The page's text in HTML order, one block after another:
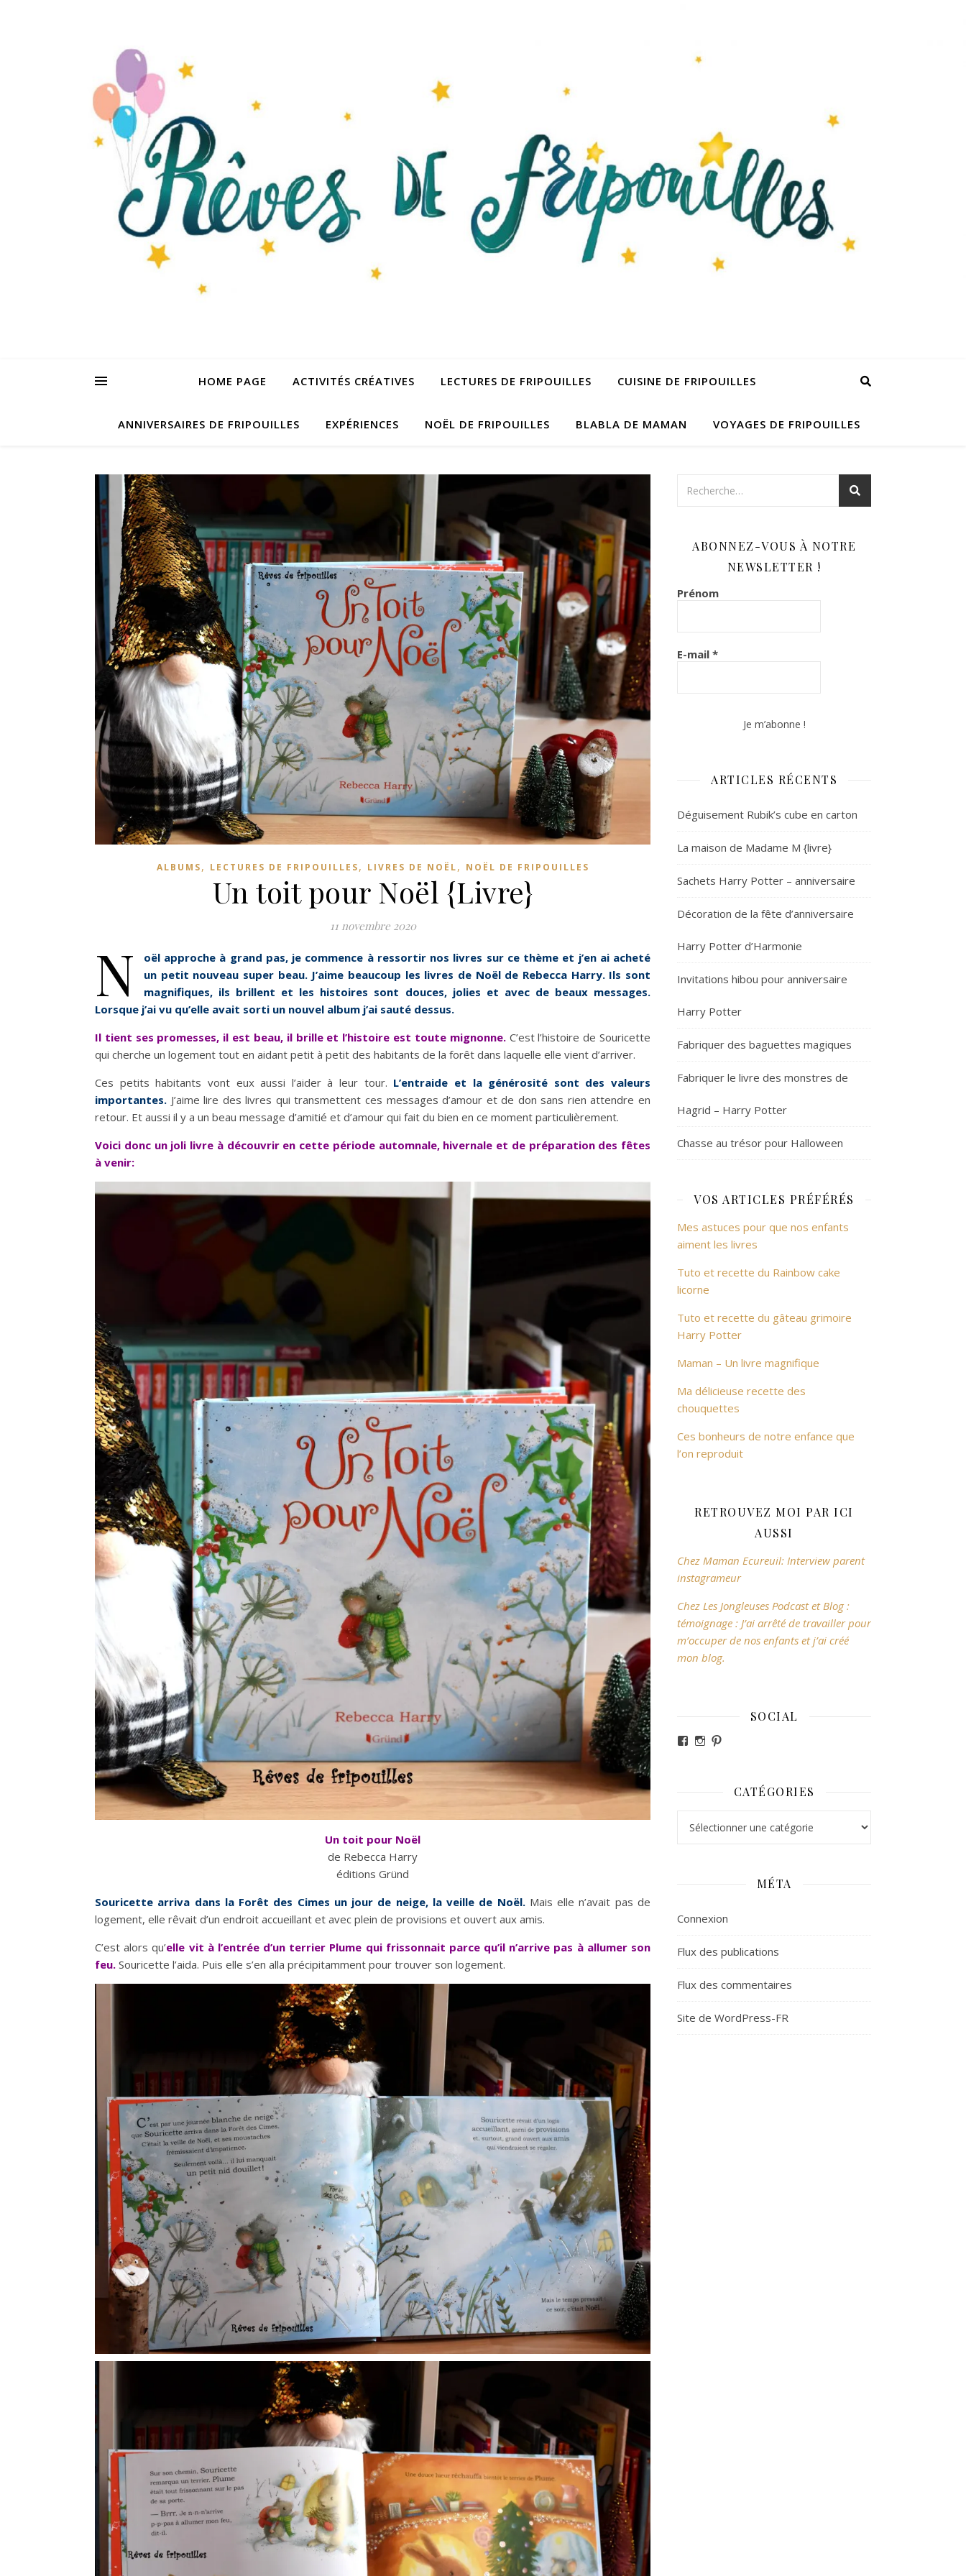
HOME PAGE ACTIVITÉS CRÉATIVES LECTURES DE FRIPOUILLES CUISINE DE FRIPOUILLES
ANNIVERSAIRES DE FRIPOUILLES EXPÉRIENCES NOËL DE FRIPOUILLES BLABLA DE MAMAN VOYAGES DE FRIPOUILLES
ALBUMS, LECTURES DE FRIPOUILLES, LIVRES DE NOËL, NOËL DE FRIPOUILLES
Un toit pour Noël {Livre}
11 novembre 2020
N
oël approche à grand pas, je commence à ressortir nos livres sur ce thème et j’en ai acheté
un petit nouveau super beau. J’aime beaucoup les livres de Noël de Rebecca Harry. Ils sont
magnifiques, ils brillent et les histoires sont douces, jolies et avec de beaux messages.
Lorsque j’ai vu qu’elle avait sorti un nouvel album j’ai sauté dessus.
Il tient ses promesses, il est beau, il brille et l’histoire est toute mignonne. C’est l’histoire de Souricette
qui cherche un logement tout en aidant petit à petit des habitants de la forêt dans laquelle elle vient d’arriver.
Ces petits habitants vont eux aussi l’aider à leur tour. L’entraide et la générosité sont des valeurs
importantes. J’aime lire des livres qui transmettent ces messages d’amour et de don sans rien attendre en
retour. Et aussi il y a un beau message d’amitié et d’amour qui fait du bien en ce moment particulièrement.
Voici donc un joli livre à découvrir en cette période automnale, hivernale et de préparation des fêtes
à venir:
Un toit pour Noël
de Rebecca Harry
éditions Gründ
Souricette arriva dans la Forêt des Cimes un jour de neige, la veille de Noël. Mais elle n’avait pas de
logement, elle rêvait d’un endroit accueillant et avec plein de provisions et ouvert aux amis.
C’est alors qu’elle vit à l’entrée d’un terrier Plume qui frissonnait parce qu’il n’arrive pas à allumer son
feu. Souricette l’aida. Puis elle s’en alla précipitamment pour trouver son logement.
ABONNEZ-VOUS À NOTRE
NEWSLETTER !
Prénom
E-mail *
ARTICLES RÉCENTS
Déguisement Rubik’s cube en carton
La maison de Madame M {livre}
Sachets Harry Potter – anniversaire
Décoration de la fête d’anniversaire
Harry Potter d’Harmonie
Invitations hibou pour anniversaire
Harry Potter
Fabriquer des baguettes magiques
Fabriquer le livre des monstres de
Hagrid – Harry Potter
Chasse au trésor pour Halloween
VOS ARTICLES PRÉFÉRÉS
Mes astuces pour que nos enfants
aiment les livres
Tuto et recette du Rainbow cake
licorne
Tuto et recette du gâteau grimoire
Harry Potter
Maman – Un livre magnifique
Ma délicieuse recette des
chouquettes
Ces bonheurs de notre enfance que
l’on reproduit
RETROUVEZ MOI PAR ICI
AUSSI
Chez Maman Ecureuil: Interview parent
instagrameur
Chez Les Jongleuses Podcast et Blog :
témoignage : J’ai arrêté de travailler pour
m’occuper de nos enfants et j’ai créé
mon blog.
SOCIAL
Voir le profil de revesdefripouilles sur Facebook
Voir le profil de claire_revesdefripouilles sur
CATÉGORIES
MÉTA
Connexion
Flux des publications
Flux des commentaires
Site de WordPress-FR